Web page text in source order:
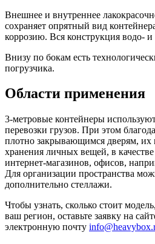
Внешнее и внутреннее
сохраняет опрятный вид
коррозию. Вся конструкция водо-
Внизу по бокам есть
погрузчика.
Области применения
3-метровые контейнеры
перевозки грузов. При этом
плотно закрывающимся дверям, их
хранения личных вещей, в
интернет-магазинов, офисов,
Для организации пространства
дополнительно стеллажи.
Чтобы узнать, сколько стоит
ваш регион, оставьте заявку на
электронную почту